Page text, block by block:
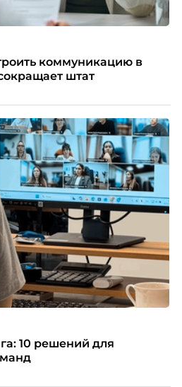
коммуникацию в
штат
10 решений для